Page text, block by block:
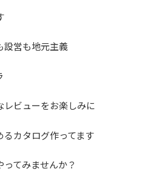
設営も地元主義
レビューをお楽しみに
るカタログ作ってます
ってみませんか？